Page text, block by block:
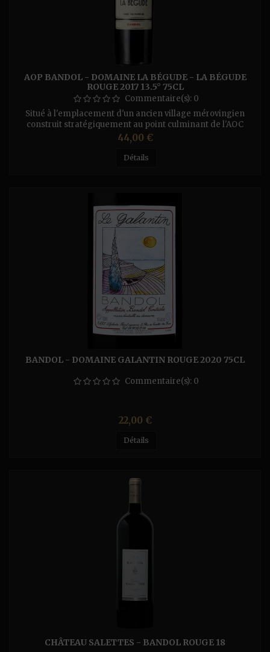
AOP BANDOL - DOMAINE LA BÉGUDE - LA BÉGUDE
ROUGE 2017 13.5° 75CL
Commentaire(s): 0
Situé à l'emplacement d'un ancien village mérovingien
construit stratégiquement au point culminant de l'AOC
Bandol, à plus de 400m d'altitude, le vignoble est conduit
en bio. Ce Bandol rouge 2017 a été extrait en douceur lui
conférant une texture suave et concentrée. Ce vin structuré
Prix
44,00 €
Détails
BANDOL - DOMAINE GALANTIN ROUGE 2020 75CL
Commentaire(s): 0
Prix
22,00 €
Détails
CHÂTEAU SALETTES - BANDOL ROUGE 18